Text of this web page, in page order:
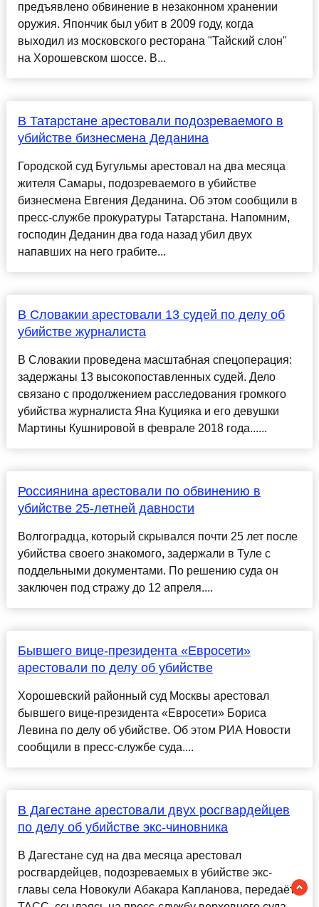
предъявлено обвинение в незаконном хранении
оружия. Япончик был убит в 2009 году, когда
выходил из московского ресторана "Тайский слон"
на Хорошевском шоссе. В...
В Татарстане арестовали подозреваемого в
убийстве бизнесмена Деданина
Городской суд Бугульмы арестовал на два месяца
жителя Самары, подозреваемого в убийстве
бизнесмена Евгения Деданина. Об этом сообщили в
пресс-службе прокуратуры Татарстана. Напомним,
господин Деданин два года назад убил двух
напавших на него грабите...
В Словакии арестовали 13 судей по делу об
убийстве журналиста
В Словакии проведена масштабная спецоперация:
задержаны 13 высокопоставленных судей. Дело
связано с продолжением расследования громкого
убийства журналиста Яна Куцияка и его девушки
Мартины Кушнировой в феврале 2018 года......
Россиянина арестовали по обвинению в
убийстве 25-летней давности
Волгоградца, который скрывался почти 25 лет после
убийства своего знакомого, задержали в Туле с
поддельными документами. По решению суда он
заключен под стражу до 12 апреля....
Бывшего вице-президента «Евросети»
арестовали по делу об убийстве
Хорошевский районный суд Москвы арестовал
бывшего вице-президента «Евросети» Бориса
Левина по делу об убийстве. Об этом РИА Новости
сообщили в пресс-службе суда....
В Дагестане арестовали двух росгвардейцев
по делу об убийстве экс-чиновника
В Дагестане суд на два месяца арестовал
росгвардейцев, подозреваемых в убийстве экс-
главы села Новокули Абакара Капланова, передаёт